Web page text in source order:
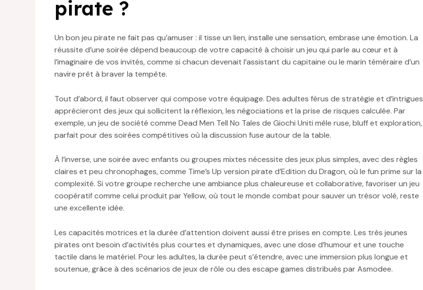
pirate ?
Un bon jeu pirate ne fait pas qu’amuser : il tisse un lien, installe une sensation, embrase une émotion. La
réussite d’une soirée dépend beaucoup de votre capacité à choisir un jeu qui parle au cœur et à
l’imaginaire de vos invités, comme si chacun devenait l’assistant du capitaine ou le marin téméraire d’un
navire prêt à braver la tempête.
Tout d’abord, il faut observer qui compose votre équipage. Des adultes férus de stratégie et d’intrigues
apprécieront des jeux qui sollicitent la réflexion, les négociations et la prise de risques calculée. Par
exemple, un jeu de société comme Dead Men Tell No Tales de Giochi Uniti mêle ruse, bluff et exploration,
parfait pour des soirées compétitives où la discussion fuse autour de la table.
À l’inverse, une soirée avec enfants ou groupes mixtes nécessite des jeux plus simples, avec des règles
claires et peu chronophages, comme Time’s Up version pirate d’Edition du Dragon, où le fun prime sur la
complexité. Si votre groupe recherche une ambiance plus chaleureuse et collaborative, favoriser un jeu
coopératif comme celui produit par Yellow, où tout le monde combat pour sauver un trésor volé, reste
une excellente idée.
Les capacités motrices et la durée d’attention doivent aussi être prises en compte. Les très jeunes
pirates ont besoin d’activités plus courtes et dynamiques, avec une dose d’humour et une touche
tactile dans le matériel. Pour les adultes, la durée peut s’étendre, avec une immersion plus longue et
soutenue, grâce à des scénarios de jeux de rôle ou des escape games distribués par Asmodee.